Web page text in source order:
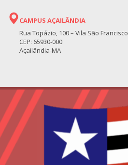
CAMPUS AÇAILÂNDIA
Rua Topázio, 100 – Vila São Francisco
CEP: 65930-000
Açailândia-MA